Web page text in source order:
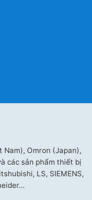
Nam), Omron (Japan),
các sản phẩm thiết bị
LS, SIEMENS,